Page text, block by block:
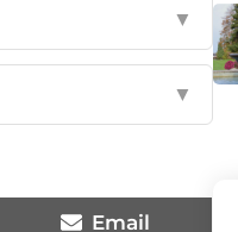
▼
▼
Email